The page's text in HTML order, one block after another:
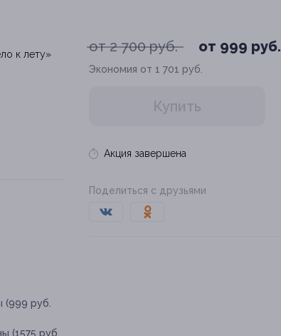
от 2 700 руб. от 999 руб.
Экономия от 1 701 руб.
Купить
Акция завершена
Поделиться с друзьями
(999 руб.
(1575 руб.